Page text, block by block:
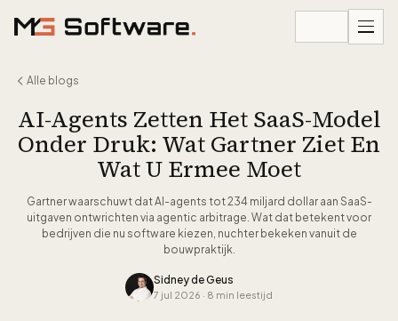
Alle blogs
AI-Agents Zetten Het SaaS-Model
Onder Druk: Wat Gartner Ziet En
Wat U Ermee Moet
Gartner waarschuwt dat AI-agents tot 234 miljard dollar aan SaaS-
uitgaven ontwrichten via agentic arbitrage. Wat dat betekent voor
bedrijven die nu software kiezen, nuchter bekeken vanuit de
bouwpraktijk.
Sidney de Geus
7 jul 2026 · 8 min leestijd